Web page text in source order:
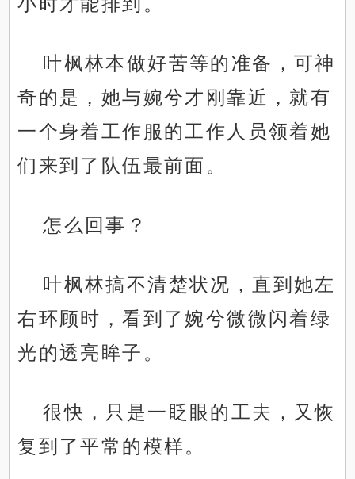
叶枫林本做好苦等的准备，可神
奇的是，她与婉兮才刚靠近，就有
一个身着工作服的工作人员领着她
们来到了队伍最前面。
怎么回事？
叶枫林搞不清楚状况，直到她左
右环顾时，看到了婉兮微微闪着绿
光的透亮眸子。
很快，只是一眨眼的工夫，又恢
复到了平常的模样。